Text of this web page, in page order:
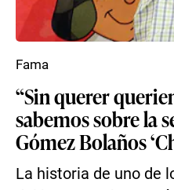
“Sin querer
sabemos sobre la
Gómez Bolaños
La historia de uno de
Fama